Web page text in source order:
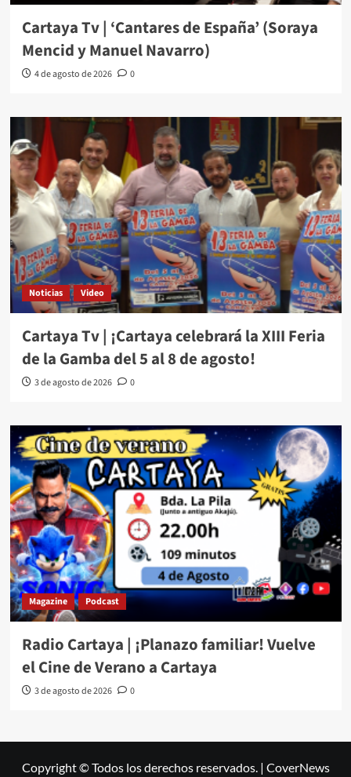
Cartaya Tv | ‘Cantares de España’ (Soraya
Mencid y Manuel Navarro)
4 de agosto de 2026 0
Noticias Video
Cartaya Tv | ¡Cartaya celebrará la XIII Feria
de la Gamba del 5 al 8 de agosto!
3 de agosto de 2026 0
Magazine Podcast
Radio Cartaya | ¡Planazo familiar! Vuelve
el Cine de Verano a Cartaya
3 de agosto de 2026 0
Copyright © Todos los derechos reservados. | CoverNews